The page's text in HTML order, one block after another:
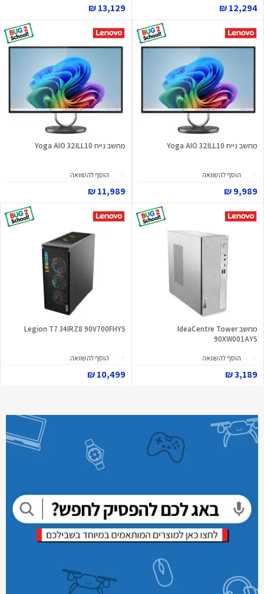
12,294 ₪
13,129 ₪
מחשב נייח Yoga AIO 32ILL10
הוסף להשוואה
9,989 ₪
מחשב נייח Yoga AIO 32ILL10
הוסף להשוואה
11,989 ₪
מחשב IdeaCentre Tower
90XW001AYS
הוסף להשוואה
3,189 ₪
Legion T7 34IRZ8 90V700FHYS
הוסף להשוואה
10,499 ₪